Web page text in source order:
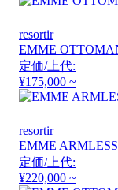
resortir
EMME
定価/上代:
¥175,000 ~
resortir
EMME
定価/上代:
¥220,000 ~